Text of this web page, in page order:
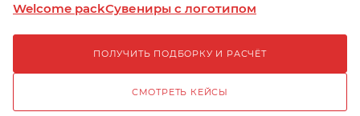
Welcome packСувениры с логотипом
ПОЛУЧИТЬ ПОДБОРКУ И РАСЧЁТ
СМОТРЕТЬ КЕЙСЫ